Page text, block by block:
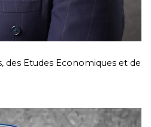
des Etudes Economiques et de